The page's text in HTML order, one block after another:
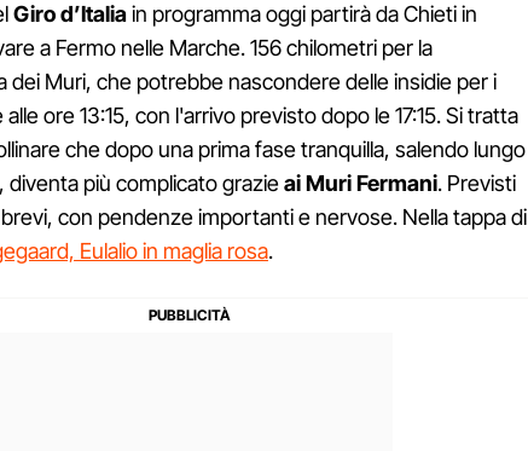
Giro d’Italiain programma oggi partirà da Chieti in
a Fermo nelle Marche. 156 chilometri per la
dei Muri, che potrebbe nascondere delle insidie per i
ore 13:15, con l'arrivo previsto dopo le 17:15. Si tratta
che dopo una prima fase tranquilla, salendo lungo
diventa più complicato grazieai Muri Fermani. Previsti
con pendenze importanti e nervose. Nella tappa di
Eulalio in maglia rosa.